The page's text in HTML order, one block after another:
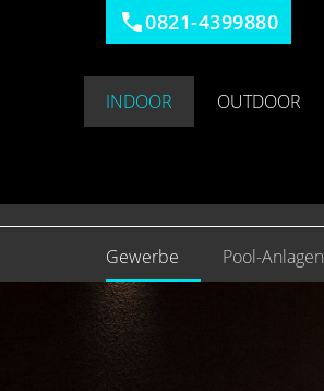
0821-4399880
INDOOR OUTDOOR
Gewerbe Pool-Anlagen